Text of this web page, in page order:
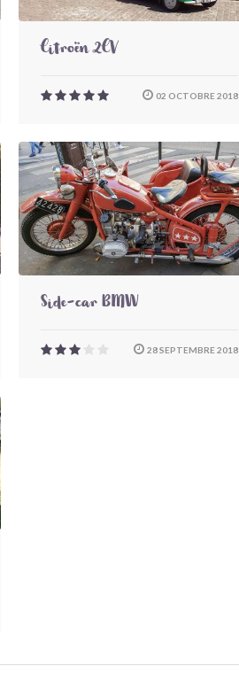
Citroën 2CV
02 OCTOBRE 2018
Side-car BMW
28 SEPTEMBRE 2018